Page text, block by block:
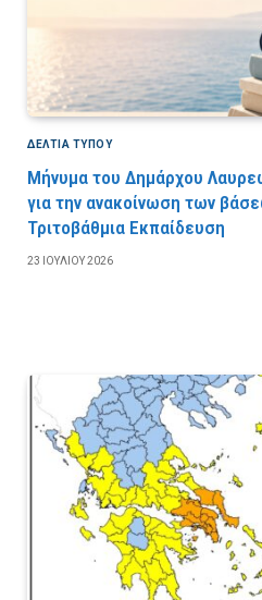
ΔΕΛΤΙΑ ΤΥΠΟΥ
Μήνυμα του Δημάρχου
για την ανακοίνωση των
Τριτοβάθμια Εκπαίδευση
23 ΙΟΥΛΊΟΥ 2026